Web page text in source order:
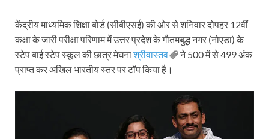
केंद्रीय माध्यमिक शिक्षा बोर्ड (सीबीएसई) की ओर से शनिवार दोपहर 12वीं
कक्षा के जारी परीक्षा परिणाम में उत्तर प्रदेश के गौतमबुद्ध नगर (नोएडा) के
स्टेप बाई स्टेप स्कूल की छात्र मेघनाश्रीवास्तव
ने 500 में से 499 अंक
प्राप्त कर अखिल भारतीय स्तर पर टॉप किया है।